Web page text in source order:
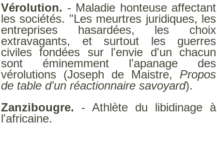
Vérolution. - Maladie honteuse affectant
les sociétés. "Les meurtres juridiques, les
entreprises hasardées, les choix
extravagants, et surtout les guerres
civiles fondées sur l'envie d'un chacun
sont éminemment l'apanage des
vérolutions (Joseph de Maistre, Propos
de table d'un réactionnaire savoyard).
Zanzibougre. - Athlète du libidinage à
l'africaine.